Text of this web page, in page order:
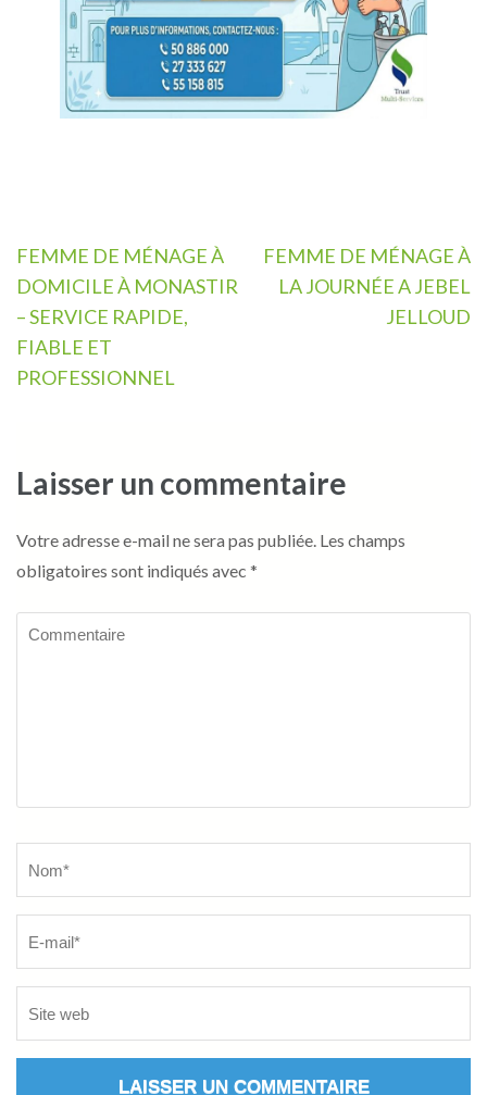
Navigation
de
l’article
FEMME DE MÉNAGE À
DOMICILE À MONASTIR
– SERVICE RAPIDE,
FIABLE ET
PROFESSIONNEL
FEMME DE MÉNAGE À
LA JOURNÉE A JEBEL
JELLOUD
Laisser un commentaire
Votre adresse e-mail ne sera pas publiée. Les champs
obligatoires sont indiqués avec *
Commentaire